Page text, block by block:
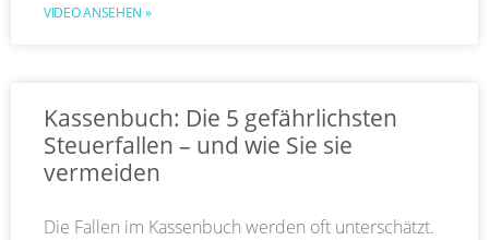
VIDEO ANSEHEN »
Kassenbuch: Die 5 gefährlichsten
Steuerfallen – und wie Sie sie
vermeiden
Die Fallen im Kassenbuch werden oft unterschätzt.